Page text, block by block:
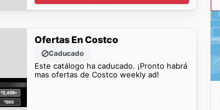
Ofertas En Costco
Caducado
Este catálogo ha caducado. ¡Pronto habrá
mas ofertas de Costco weekly ad!